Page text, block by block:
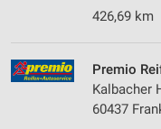
426,69 km
Premio
Kalbacher
60437
Messung der
Kombinationen von
Quellen